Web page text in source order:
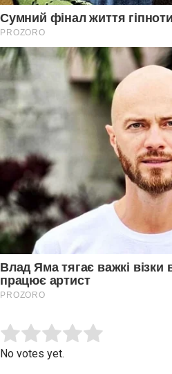
Rate this item:
No votes yet.